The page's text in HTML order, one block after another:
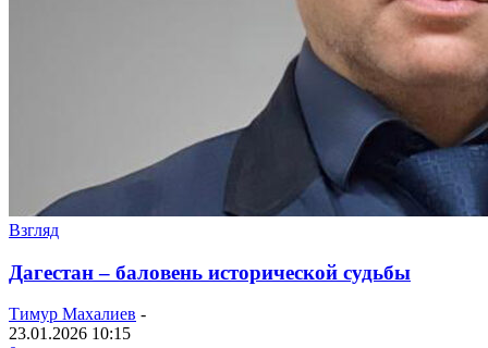
Взгляд
Дагестан – баловень исторической судьбы
Тимур Махалиев -
23.01.2026 10:15